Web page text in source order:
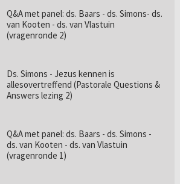
Q&A met panel: ds. Baars - ds. Simons- ds.
van Kooten - ds. van Vlastuin
(vragenronde 2)
Ds. Simons - Jezus kennen is
allesovertreffend (Pastorale Questions &
Answers lezing 2)
Q&A met panel: ds. Baars - ds. Simons -
ds. van Kooten - ds. van Vlastuin
(vragenronde 1)